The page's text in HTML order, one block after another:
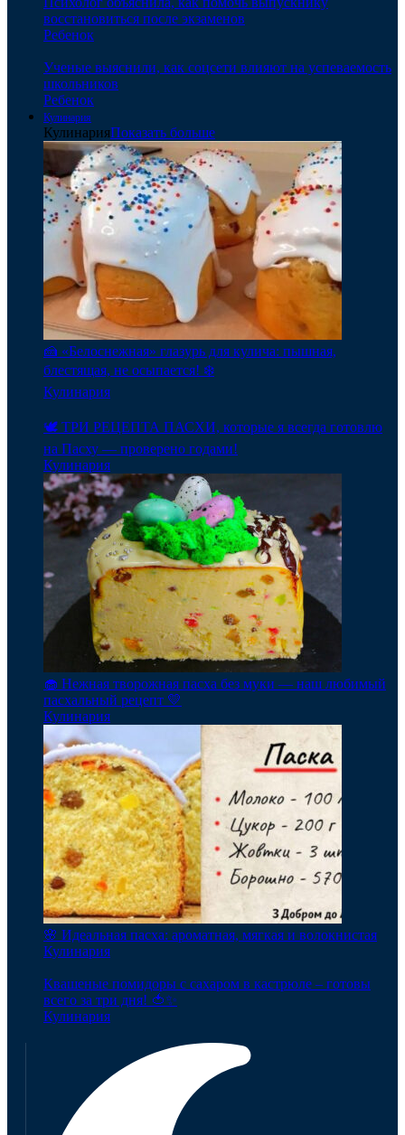
восстановиться после экзаменов
Ребенок
Ученые выяснили, как соцсети влияют на успеваемость
школьников
Ребенок
Кулинария
КулинарияПоказать больше
🍰 «Белоснежная» глазурь для кулича: пышная,
блестящая, не осыпается! ❄️
Кулинария
🕊️ ТРИ РЕЦЕПТА ПАСХИ, которые я всегда готовлю
на Пасху — проверено годами!
Кулинария
🧁 Нежная творожная пасха без муки — наш любимый
пасхальный рецепт 💛
Кулинария
🌸 Идеальная пасха: ароматная, мягкая и волокнистая
Кулинария
Квашеные помидоры с сахаром в кастрюле – готовы
всего за три дня! 🍅✨
Кулинария